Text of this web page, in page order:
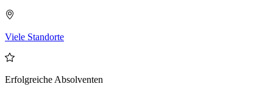
Viele Standorte
Erfolgreiche Absolventen